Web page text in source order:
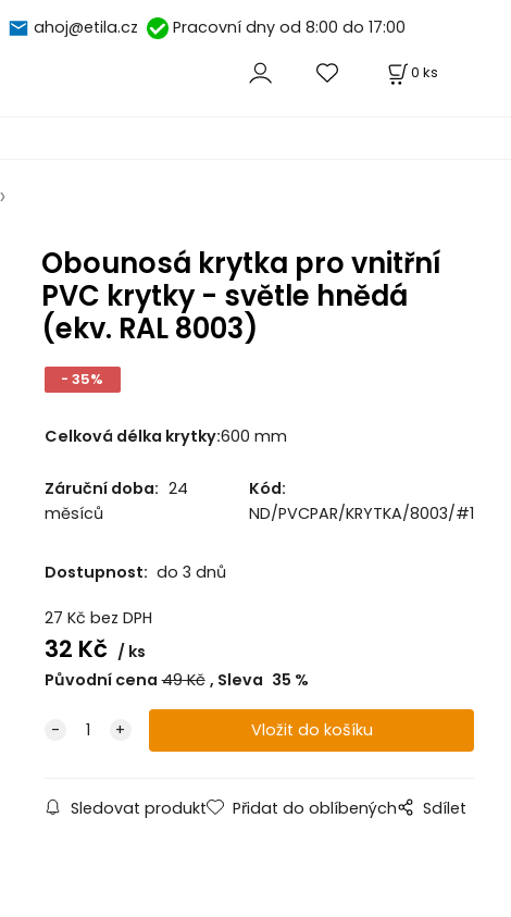
ahoj@etila.cz Pracovní dny od 8:00 do 17:00
0 ks
Obounosá krytka pro vnitřní
PVC krytky - světle hnědá
(ekv. RAL 8003)
- 35%
Celková délka krytky:600 mm
Záruční doba: 24
měsíců
Kód:
ND/PVCPAR/KRYTKA/8003/#1
Dostupnost: do 3 dnů
27 Kč bez DPH
32 Kč
ks
Původní cena 49Kč Sleva 35 %
Sledovat produkt Přidat do oblíbených Sdílet